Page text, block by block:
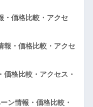
価格比較・アクセ
・価格比較・アクセ
格比較・アクセス・
ン情報・価格比較・